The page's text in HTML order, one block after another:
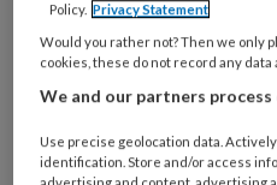
Kies
je
welke
organisatie
Policy. Privacy Statement
Would you rather not? Then we only
cookies, these do not record any data
We and our partners
Use precise geolocation data.
identification. Store and/or access